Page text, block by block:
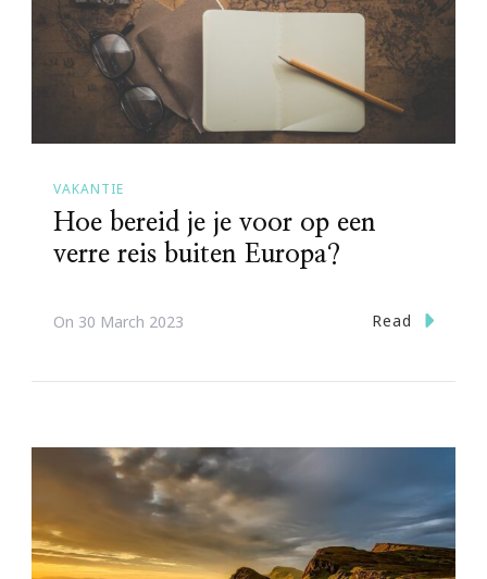
VAKANTIE
Hoe bereid je je voor op een
verre reis buiten Europa?
On 30 March 2023 Read